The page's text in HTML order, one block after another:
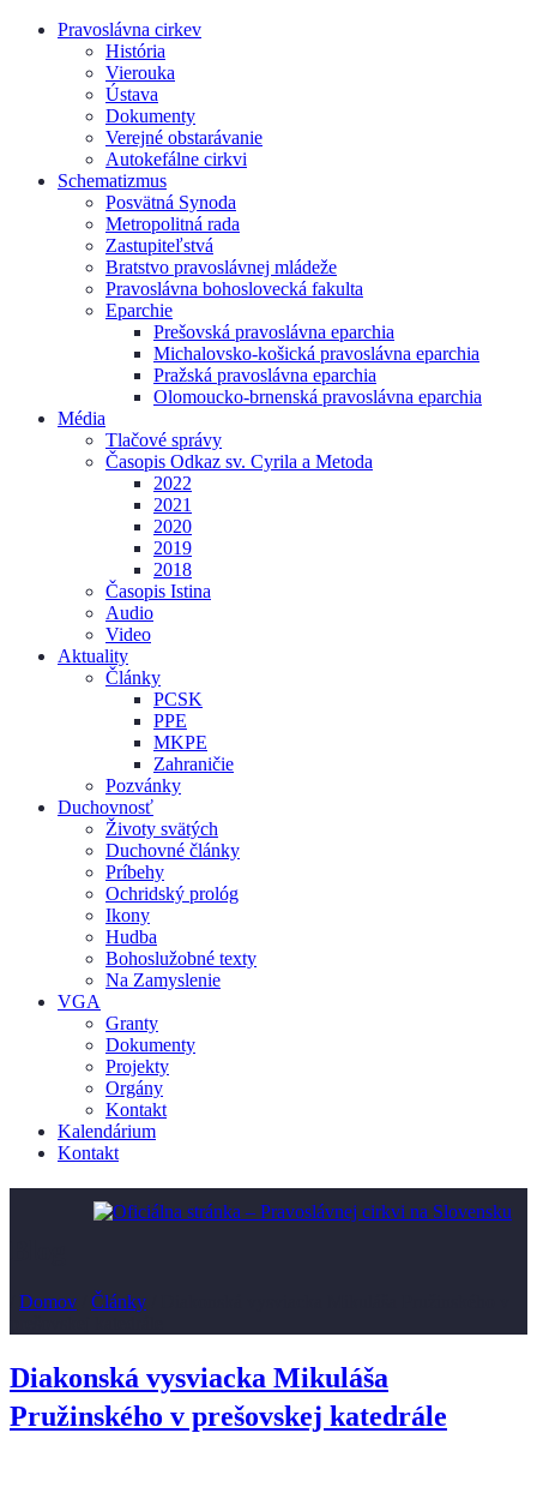
Pravoslávna cirkev
História
Vierouka
Ústava
Dokumenty
Verejné obstarávanie
Autokefálne cirkvi
Schematizmus
Posvätná Synoda
Metropolitná rada
Zastupiteľstvá
Bratstvo pravoslávnej mládeže
Pravoslávna bohoslovecká fakulta
Eparchie
Prešovská pravoslávna eparchia
Michalovsko-košická pravoslávna eparchia
Pražská pravoslávna eparchia
Olomoucko-brnenská pravoslávna eparchia
Média
Tlačové správy
Časopis Odkaz sv. Cyrila a Metoda
2022
2021
2020
2019
2018
Časopis Istina
Audio
Video
Aktuality
Články
PCSK
PPE
MKPE
Zahraničie
Pozvánky
Duchovnosť
Životy svätých
Duchovné články
Príbehy
Ochridský prológ
Ikony
Hudba
Bohoslužobné texty
Na Zamyslenie
VGA
Granty
Dokumenty
Projekty
Orgány
Kontakt
Kalendárium
Kontakt
Domov Články
Diakonská vysviacka Mikuláša
Pružinského v prešovskej katedrále